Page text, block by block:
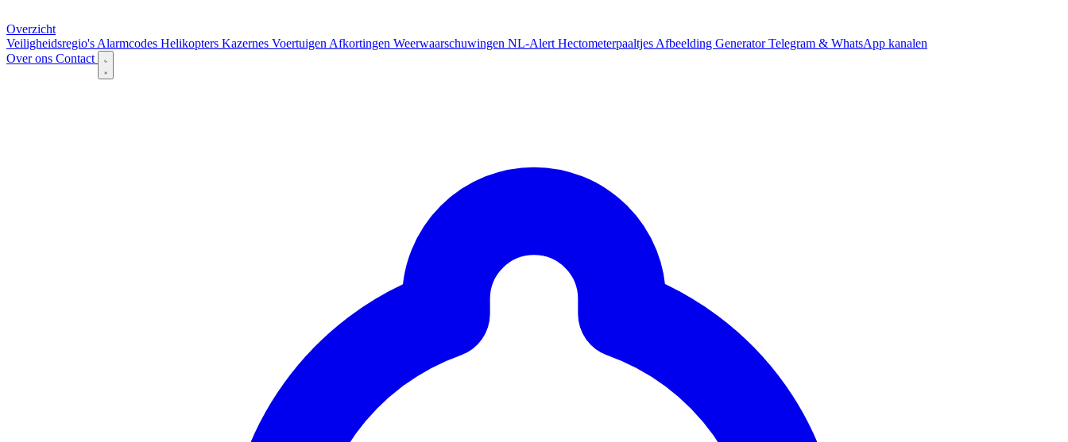
Overzicht
Veiligheidsregio's Alarmcodes Helikopters Kazernes Voertuigen Afkortingen Weerwaarschuwingen NL-Alert Hectometerpaaltjes Afbeelding GeneratorTelegram & WhatsApp kanalen
Over ons Contact